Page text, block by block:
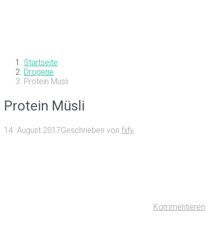
Startseite
Drogerie
Protein Müsli
Protein Müsli
14. August 2017Geschrieben von fiify
Kommentieren